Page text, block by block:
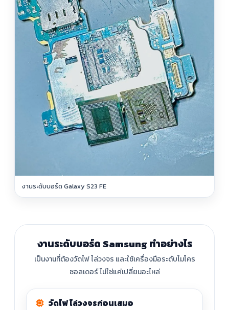
งานระดับบอร์ด Galaxy S23 FE
งานระดับบอร์ด Samsung ทำอย่างไร
เป็นงานที่ต้องวัดไฟ ไล่วงจร และใช้เครื่องมือระดับไมโคร
ซอลเดอร์ ไม่ใช่แค่เปลี่ยนอะไหล่
วัดไฟ ไล่วงจรก่อนเสมอ